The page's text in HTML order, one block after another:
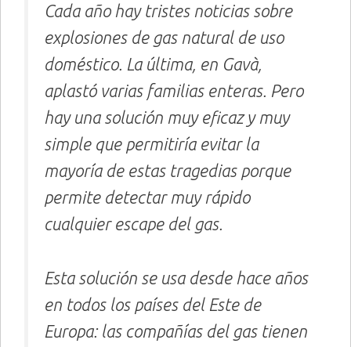
Cada año hay tristes noticias sobre
explosiones de gas natural de uso
doméstico. La última, en Gavà,
aplastó varias familias enteras. Pero
hay una solución muy eficaz y muy
simple que permitiría evitar la
mayoría de estas tragedias porque
permite detectar muy rápido
cualquier escape del gas.
Esta solución se usa desde hace años
en todos los países del Este de
Europa: las compañías del gas tienen